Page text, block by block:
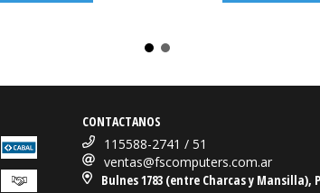
CONTACTANOS
115588-2741 / 51
ventas@fscomputers.com.ar
Bulnes 1783 (entre Charcas y Mansilla),